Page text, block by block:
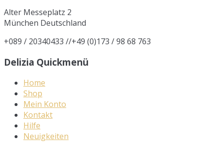
Alter Messeplatz 2
München Deutschland
+089 / 20340433 //+49 (0)173 / 98 68 763
Delizia Quickmenü
Home
Shop
Mein Konto
Kontakt
Hilfe
Neuigkeiten